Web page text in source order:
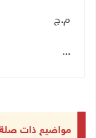
م.ج
...
مواضيع ذات صلة